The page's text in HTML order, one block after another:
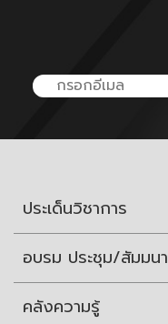
ประเด็นวิชาการ
อบรม ประชุม/สัมมนา
คลังความรู้